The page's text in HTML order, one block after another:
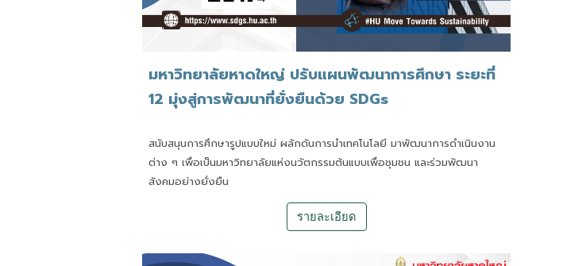
มหาวิทยาลัยหาดใหญ่ ปรับแผนพัฒนาการศึกษา ระยะที่
12 มุ่งสู่การพัฒนาที่ยั่งยืนด้วย SDGs
สนับสนุนการศึกษารูปแบบใหม่ ผลักดันการนำเทคโนโลยี มาพัฒนาการดำเนินงาน
ต่าง ๆ เพื่อเป็นมหาวิทยาลัยแห่งนวัตกรรมต้นแบบเพื่อชุมชน และร่วมพัฒนา
สังคมอย่างยั่งยืน
รายละเอียด